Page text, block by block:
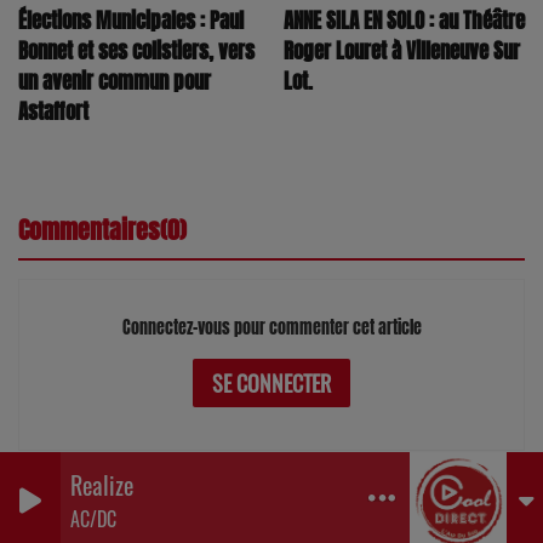
Realize
AC/DC 0
Élections Municipales : Paul
Bonnet et ses colistiers, vers
un avenir commun pour
Astaffort
ANNE SILA EN SOLO : au Théâtre
Roger Louret à Villeneuve Sur
Lot.
Commentaires(0)
Connectez-vous pour commenter cet article
SE CONNECTER